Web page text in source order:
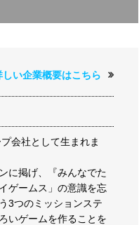
しい企業概要はこちら
会社として生まれま
に掲げ、『みんなでた
ゲームス」の意識を忘
3つのミッションステ
いゲームを作ることを